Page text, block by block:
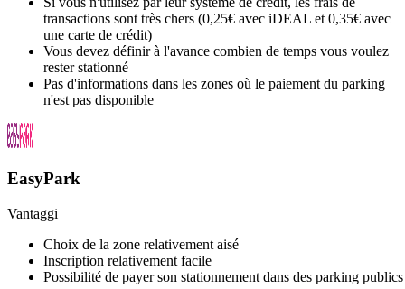
transactions sont très chers (0,25€ avec iDEAL et 0,35€ avec
une carte de crédit)
Vous devez définir à l'avance combien de temps vous voulez
rester stationné
Pas d'informations dans les zones où le paiement du parking
n'est pas disponible
EasyPark
Vantaggi
Choix de la zone relativement aisé
Inscription relativement facile
Possibilité de payer son stationnement dans des parking publics